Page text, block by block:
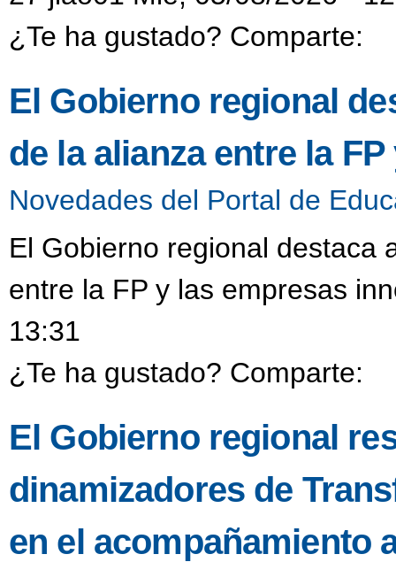
¿Te ha gustado? Comparte:
El Gobierno regional
de la alianza entre la
Novedades del Portal de
El Gobierno regional destaca
entre la FP y las empresas
13:31
¿Te ha gustado? Comparte:
El Gobierno regional
dinamizadores de
en el acompañamiento